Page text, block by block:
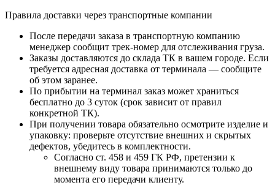
Правила доставки через транспортные компании
После передачи заказа в транспортную компанию
менеджер сообщит трек-номер для отслеживания груза.
Заказы доставляются до склада ТК в вашем городе. Если
требуется адресная доставка от терминала — сообщите
об этом заранее.
По прибытии на терминал заказ может храниться
бесплатно до 3 суток (срок зависит от правил
конкретной ТК).
При получении товара обязательно осмотрите изделие и
упаковку: проверьте отсутствие внешних и скрытых
дефектов, убедитесь в комплектности.
Согласно ст. 458 и 459 ГК РФ, претензии к
внешнему виду товара принимаются только до
момента его передачи клиенту.